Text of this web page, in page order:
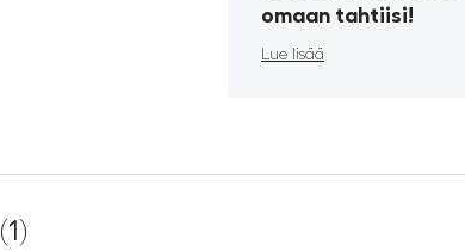
omaan tahtiisi!
Lue lisää